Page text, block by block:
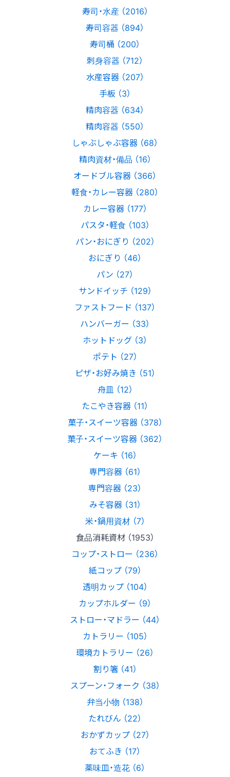
寿司・水産 （2016）
寿司容器 （894）
寿司桶 （200）
刺身容器 （712）
水産容器 （207）
手板 （3）
精肉容器 （634）
精肉容器 （550）
しゃぶしゃぶ容器 （68）
精肉資材・備品 （16）
オードブル容器 （366）
軽食・カレー容器 （280）
カレー容器 （177）
パスタ・軽食 （103）
パン・おにぎり （202）
おにぎり （46）
パン （27）
サンドイッチ （129）
ファストフード （137）
ハンバーガー （33）
ホットドッグ （3）
ポテト （27）
ピザ・お好み焼き （51）
舟皿 （12）
たこやき容器 （11）
菓子・スイーツ容器 （378）
菓子・スイーツ容器 （362）
ケーキ （16）
専門容器 （61）
専門容器 （23）
みそ容器 （31）
米・鍋用資材 （7）
食品消耗資材 （1953）
コップ・ストロー （236）
紙コップ （79）
透明カップ （104）
カップホルダー （9）
ストロー・マドラー （44）
カトラリー （105）
環境カトラリー （26）
割り箸 （41）
スプーン・フォーク （38）
弁当小物 （138）
たれびん （22）
おかずカップ （27）
おてふき （17）
薬味皿・造花 （6）